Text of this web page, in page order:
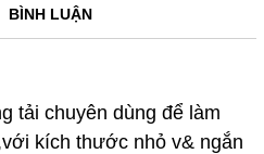
BÌNH LUẬN
tải chuyên dùng để làm
kích thước nhỏ v& ngắn